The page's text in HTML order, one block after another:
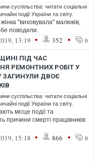
суспільства: читати соціальні
події України та світу.
"виховувала" малюків,
поводили.
13:19 • 352 • 0
ПІД ЧАС
РЕМОНТНИХ РОБІТ У
ЗАГИНУЛИ ДВОЄ
суспільства: читати соціальні
події України та світу.
місце події та
причини смерті працівників
15:18 • 866 • 0